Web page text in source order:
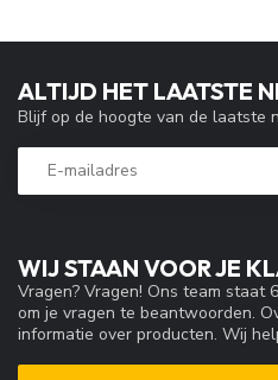
WIJ STAAN VOOR JE
Vragen? Vragen! Ons team staat
om je vragen te beantwoorden.
informatie over producten. Wij
ALTIJD HET LAATSTE
Blijf op de hoogte van de laatste